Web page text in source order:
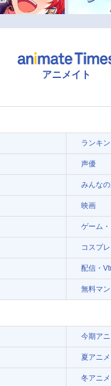
アニメイト
ランキ
声優
みんな
映画
ゲーム・
コスプレ
配信・
無料マ
今期ア
夏アニメ
冬アニメ